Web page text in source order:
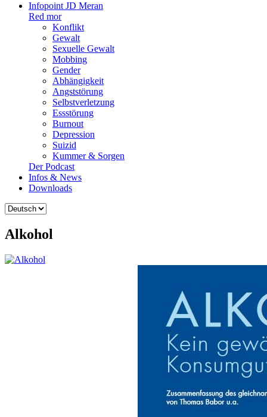
Infopoint JD Meran
Red mor
Konflikt
Gewalt
Sexuelle Gewalt
Mobbing
Gender
Abhängigkeit
Angststörung
Selbstverletzung
Essstörung
Burnout
Depression
Suizid
Kummer & Sorgen
Der Podcast
Infos & News
Downloads
Sprache
Alkohol